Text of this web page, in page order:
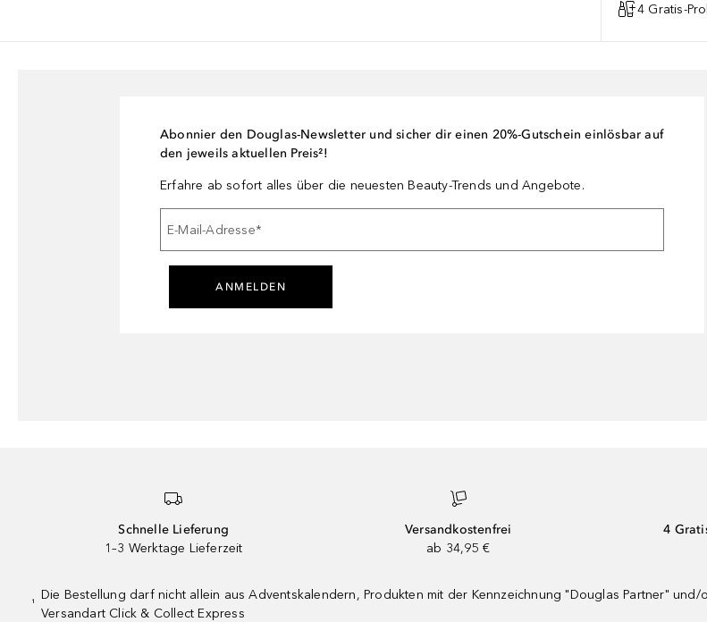
4 Gratis-
Abonnier den Douglas-Newsletter und sicher dir einen 20%-Gutschein einlösbar auf
den jeweils aktuellen Preis²!
Erfahre ab sofort alles über die neuesten Beauty-Trends und Angebote.
E-Mail-Adresse*
ANMELDEN
Schnelle Lieferung
1–3 Werktage Lieferzeit
Versandkostenfrei
ab 34,95 €
4
¹
Die Bestellung darf nicht allein aus Adventskalendern, Produkten mit der Kennzeichnung "Douglas Partner"
Versandart Click & Collect Express